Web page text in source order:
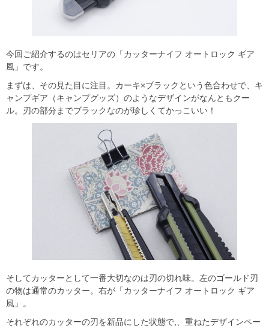
今回ご紹介するのはセリアの「カッターナイフ オートロック ギア
風」です。
まずは、その見た目に注目。カーキ×ブラックという色合わせで、キ
ャンプギア（キャンプグッズ）のようなデザインがなんともクー
ル。刃の部分までブラックなのが珍しくてかっこいい！
そしてカッターとして一番大切なのは刃の切れ味。左のゴールド刃
の物は通常のカッター。右が「カッターナイフ オートロック ギア
風」。
それぞれのカッターの刃を新品にした状態で,、重ねたデザインペー